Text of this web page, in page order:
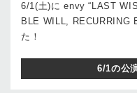
6/1(土)に envy “LAST
BLE WILL, RECURRING
た！
6/1の公